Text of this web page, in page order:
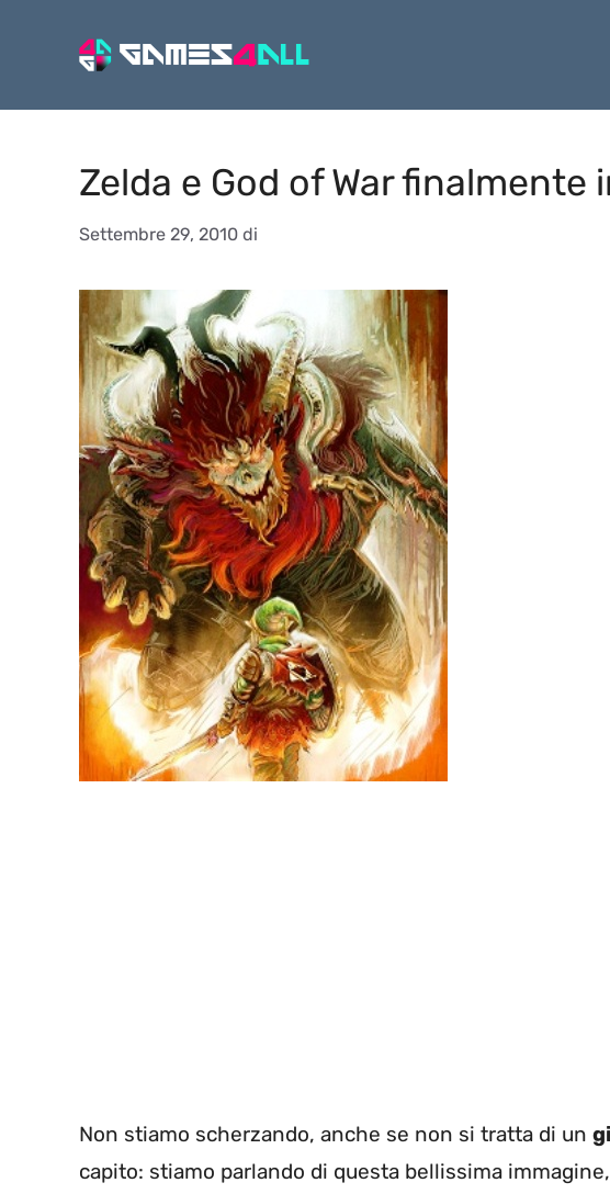
Zelda e God of War finalmente
Settembre 29, 2010 di
Non stiamo scherzando, anche se non si tratta di un
capito: stiamo parlando di questa bellissima